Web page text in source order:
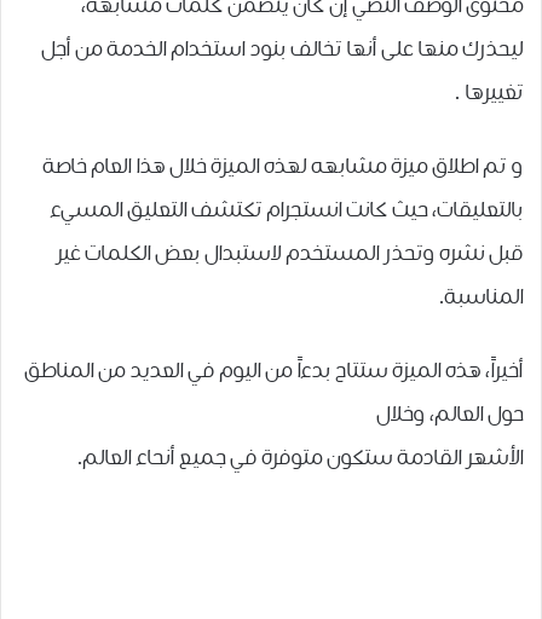
ﻣﺤﺘﻮﻯ ﺍﻟﻮﺻﻒ ﺍﻟﻨﺼﻲ ﺇﻥ ﻛﺎﻥ ﻳﺘﻀﻤﻦ ﻛﻠﻤﺎﺕ ﻣﺸﺎﺑﻬﺔ،
ﻟﻴﺤﺬﺭﻙ ﻣﻨﻬﺎ ﻋﻠﻰ ﺃﻧﻬﺎ ﺗﺨﺎﻟﻒ ﺑﻨﻮﺩ ﺍﺳﺘﺨﺪﺍﻡ ﺍﻟﺨﺪﻣﺔ ﻣﻦ ﺃﺟﻞ
ﺗﻐﻴﻴﺮﻫﺎ .
و تم اطلاق ميزة مشابهه لهذه الميزة خلال هذا العام خاصة
باﻟﺘﻌﻠﻴﻘﺎﺕ، ﺣﻴﺚ ﻛﺎﻧﺖ ﺍﻧﺴﺘﺠﺮﺍﻡ ﺗﻜﺘﺸﻒ ﺍﻟﺘﻌﻠﻴﻖ ﺍﻟﻤﺴﻲﺀ
ﻗﺒﻞ ﻧﺸﺮﻩ ﻭﺗﺤﺬﺭ ﺍﻟﻤﺴﺘﺨﺪﻡ ﻻﺳﺘﺒﺪﺍﻝ ﺑﻌﺾ ﺍﻟﻜﻠﻤﺎﺕ ﻏﻴﺮ
ﺍﻟﻤﻨﺎﺳﺒﺔ.
أخيراً، ﻫﺬﻩ ﺍﻟﻤﻴﺰﺓ ﺳﺘﺘﺎﺡ ﺑﺪﺀﺍً ﻣﻦ ﺍﻟﻴﻮﻡ ﻓﻲ العديد من المناطق
ﺣﻮﻝ ﺍﻟﻌﺎﻟﻢ، ﻭﺧﻼﻝ
ﺍﻷﺷﻬﺮ ﺍﻟﻘﺎﺩﻣﺔ ستكون متوفرة في جميع ﺃﻧﺤﺎﺀ ﺍﻟﻌﺎﻟﻢ.